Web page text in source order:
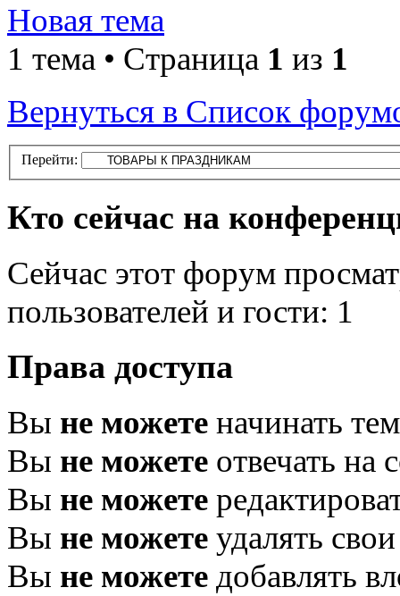
Новая тема
1 тема • Страница 1 из 1
Вернуться в Список
Перейти:
Кто сейчас на
Сейчас этот форум
пользователей и гости: 1
Права доступа
Вы не можете начинать
Вы не можете отвечать на
Вы не можете
Вы не можете удалять
Вы не можете добавлять